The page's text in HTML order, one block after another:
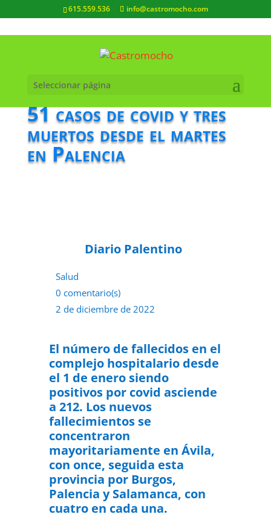
615.559.536 info@castromocho.com
Seleccionar página
51 casos de covid y tres
muertos desde el martes
en Palencia
Diario Palentino
Salud
0 comentario(s)
2 de diciembre de 2022
El número de fallecidos en el
complejo hospitalario desde
el 1 de enero siendo
positivos por covid asciende
a 212. Los nuevos
fallecimientos se
concentraron
mayoritariamente en Ávila,
con once, seguida esta
provincia por Burgos,
Palencia y Salamanca, con
cuatro en cada una.